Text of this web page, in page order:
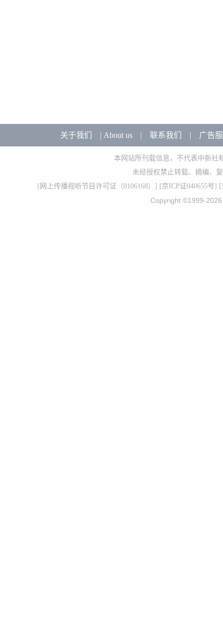
关于我们 | About us| 联系我们 | 广告
本网站所刊载信息，不代表中新社
未经授权禁止转载、摘编、
[ 网上传播视听节目许可证（0106168） ] [京ICP证040655号] [
Copyright ©1999-